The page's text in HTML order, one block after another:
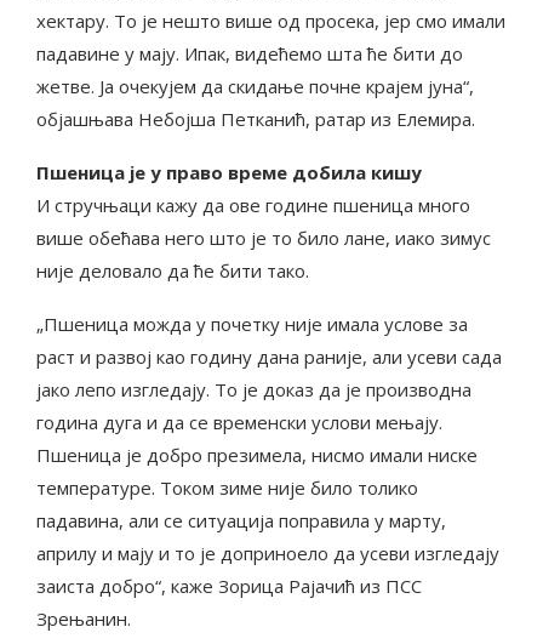
хектару. То је нешто више од просека, јер смо имали
падавине у мају. Ипак, видећемо шта ће бити до
жетве. Ја очекујем да скидање почне крајем јуна“,
објашњава Небојша Петканић, ратар из Елемира.
Пшеница је у право време добила кишу
И стручњаци кажу да ове године пшеница много
више обећава него што је то било лане, иако зимус
није деловало да ће бити тако.
„Пшеница можда у почетку није имала услове за
раст и развој као годину дана раније, али усеви сада
јако лепо изгледају. То је доказ да је производна
година дуга и да се временски услови мењају.
Пшеница је добро презимела, нисмо имали ниске
температуре. Током зиме није било толико
падавина, али се ситуација поправила у марту,
априлу и мају и то је доприноело да усеви изгледају
заиста добро“, каже Зорица Рајачић из ПСС
Зрењанин.